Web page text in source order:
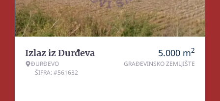
Izlaz iz Đurđeva
ĐURĐEVO
ŠIFRA: #561632
5.000 m2
GRAĐEVINSKO ZEMLJIŠTE